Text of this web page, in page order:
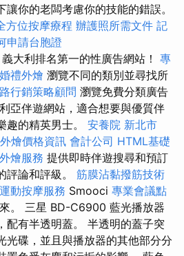
你的老闆考慮你的技能的錯誤。
方位按摩療程 辦護照所需文件 記
申請台胞證
大利排名第一的性廣告網站！ 專
禮外燴 瀏覽不同的類別並尋找所
行銷策略顧問 瀏覽免費分類廣告
亞伴遊網站，適合想要與優質伴
趣的精英男士。 安養院 新北市
燴價格資訊 會計公司 HTML基礎
燴服務 提供即時伴遊搜尋和預訂
評論和評級。 筋膜沾黏撥筋技術
動按摩服務 Smooci 專業會議點
。 三星 BD-C6900 藍光播放器
配有半透明蓋。 半透明的蓋子突
光碟，並且與播放器的其他部分分